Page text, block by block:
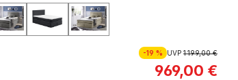
-19 % UVP 1 199,00 €
969,00 €